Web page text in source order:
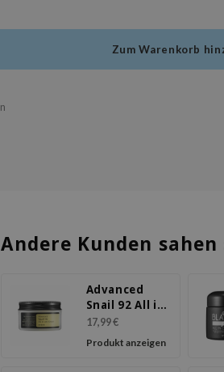
Zum Warenkorb
Andere Kunden
Advanced
Snail 92 All in
one Cream
17,99 €
Produkt anzeigen